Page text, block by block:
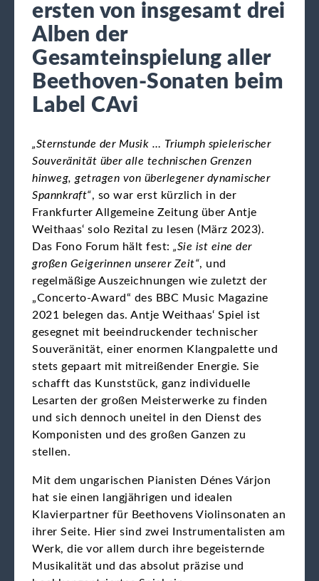
ersten von insgesamt drei
Alben der
Gesamteinspielung aller
Beethoven-Sonaten beim
Label CAvi
„Sternstunde der Musik … Triumph spielerischer
Souveränität über alle technischen Grenzen
hinweg, getragen von überlegener dynamischer
Spannkraft“, so war erst kürzlich in der
Frankfurter Allgemeine Zeitung über Antje
Weithaas‘ solo Rezital zu lesen (März 2023).
Das Fono Forum hält fest: „Sie ist eine der
großen Geigerinnen unserer Zeit“, und
regelmäßige Auszeichnungen wie zuletzt der
„Concerto-Award“ des BBC Music Magazine
2021 belegen das. Antje Weithaas‘ Spiel ist
gesegnet mit beeindruckender technischer
Souveränität, einer enormen Klangpalette und
stets gepaart mit mitreißender Energie. Sie
schafft das Kunststück, ganz individuelle
Lesarten der großen Meisterwerke zu finden
und sich dennoch uneitel in den Dienst des
Komponisten und des großen Ganzen zu
stellen.
Mit dem ungarischen Pianisten Dénes Várjon
hat sie einen langjährigen und idealen
Klavierpartner für Beethovens Violinsonaten an
ihrer Seite. Hier sind zwei Instrumentalisten am
Werk, die vor allem durch ihre begeisternde
Musikalität und das absolut präzise und